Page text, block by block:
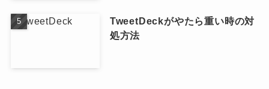
TweetDeckがやたら重い時の対
処方法